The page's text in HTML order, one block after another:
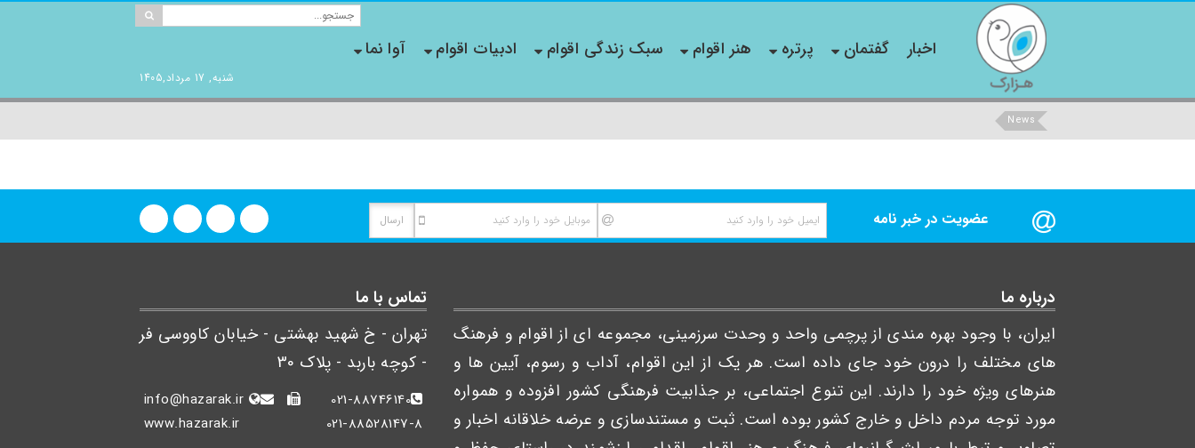
شنبه, 17 مرداد,1405
اخبار گفتمان پرتره هنر اقوام سبک زندگی اقوام ادبیات اقوام آوا نما
News
عضویت در خبر نامه
درباره ما
ایران، با وجود بهره مندی از پرچمی واحد و وحدت سرزمینی، مجموعه ای از اقوام و فرهنگ
های مختلف را درون خود جای داده است. هر یک از این اقوام، آداب و رسوم، آیین ها و
هنرهای ویژه خود را دارند. این تنوع اجتماعی، بر جذابیت فرهنگی کشور افزوده و همواره
مورد توجه مردم داخل و خارج کشور بوده است. ثبت و مستندسازی و عرضه خلاقانه اخبار و
تماس با ما
تهران - خ شهید بهشتی - خیابان کاووسی فر
- کوچه باربد - پلاک 30
021-88746140
021-88528147-8
info@hazarak.ir
www.hazarak.ir